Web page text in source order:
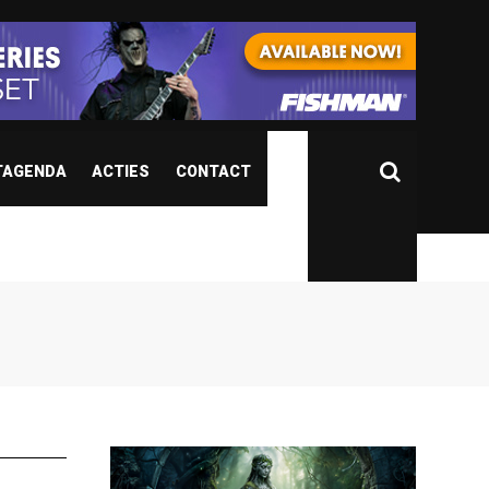
ACTIES CONTACT